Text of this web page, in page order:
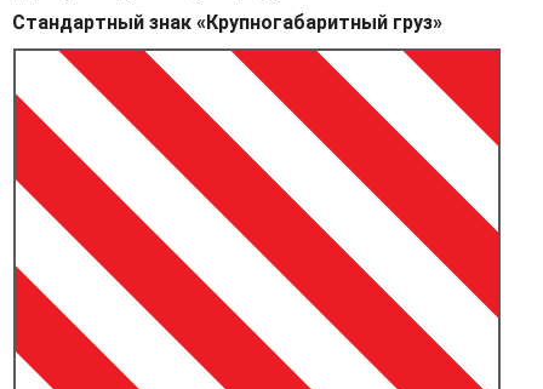
Стандартный знак «Крупногабаритный груз»